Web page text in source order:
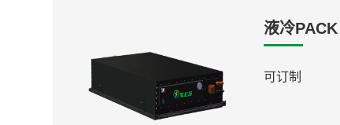
液冷PACK
可订制